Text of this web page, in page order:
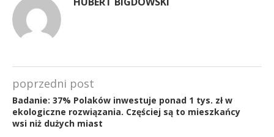
poprzedni post
Badanie: 37% Polaków inwestuje ponad 1 tys. zł w
ekologiczne rozwiązania. Częściej są to mieszkańcy
wsi niż dużych miast